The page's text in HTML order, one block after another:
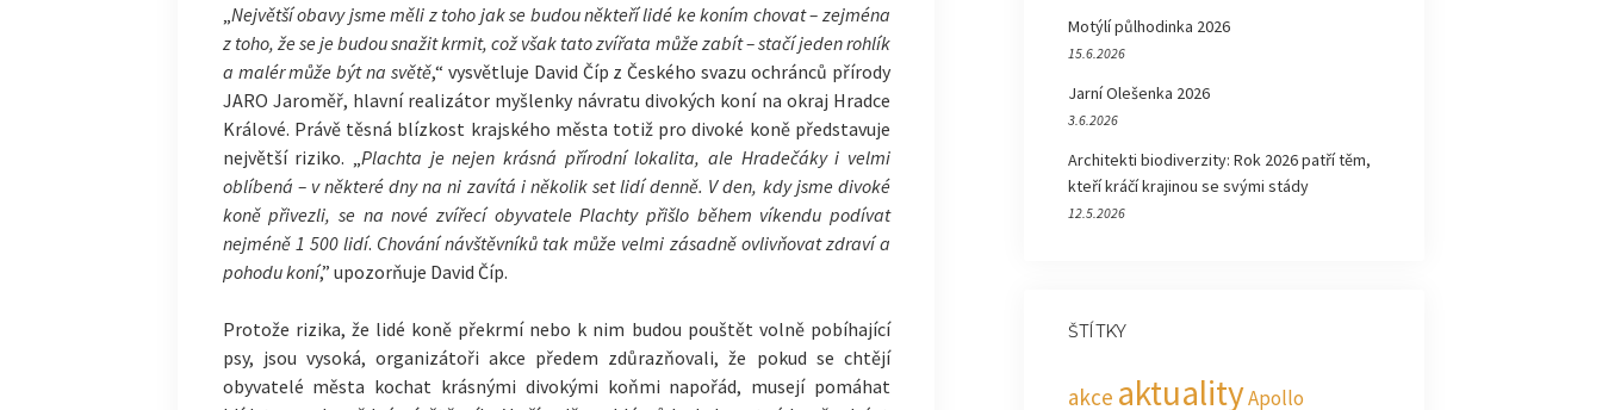
Největší obavy jsme měli z toho jak se budou někteří lidé ke koním chovat – zejména
z toho, že se je budou snažit krmit, což však tato zvířata může zabít – stačí jeden rohlík
a malér může být na světě,“ vysvětluje David Číp z Českého svazu ochránců přírody
JARO Jaroměř, hlavní realizátor myšlenky návratu divokých koní na okraj Hradce
Králové. Právě těsná blízkost krajského města totiž pro divoké koně představuje
největší riziko. „ Plachta je nejen krásná přírodní lokalita, ale Hradečáky i velmi
oblíbená – v některé dny na ni zavítá i několik set lidí denně. V den, kdy jsme divoké
koně přivezli, se na nové zvířecí obyvatele Plachty přišlo během víkendu podívat
nejméně 1 500 lidí. Chování návštěvníků tak může velmi zásadně ovlivňovat zdraví a
pohodu koní,” upozorňuje David Číp.
Protože rizika, že lidé koně překrmí nebo k nim budou pouštět volně pobíhající
psy, jsou vysoká, organizátoři akce předem zdůrazňovali, že pokud se chtějí
obyvatelé města kochat krásnými divokými koňmi napořád, musejí pomáhat
Motýlí půlhodinka 2026
15.6.2026
Jarní Olešenka 2026
3.6.2026
Architekti biodiverzity: Rok 2026 patří těm,
kteří kráčí krajinou se svými stády
12.5.2026
ŠTÍTKY
akce aktualityApollo